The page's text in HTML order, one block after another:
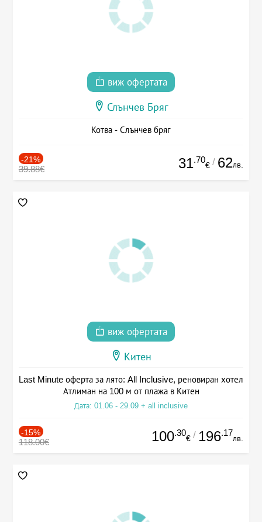
виж офертата
Слънчев Бряг
Котва - Слънчев бряг
-21%
39.88€ 31.70
€ / 62лв.
виж офертата
Китен
Last Minute оферта за лято: All Inclusive, реновиран хотел
Атлиман на 100 м от плажа в Китен
Дата: 01.06 - 29.09 + all inclusive
-15%
118.00€ 100.30
€ / 196.17
лв.